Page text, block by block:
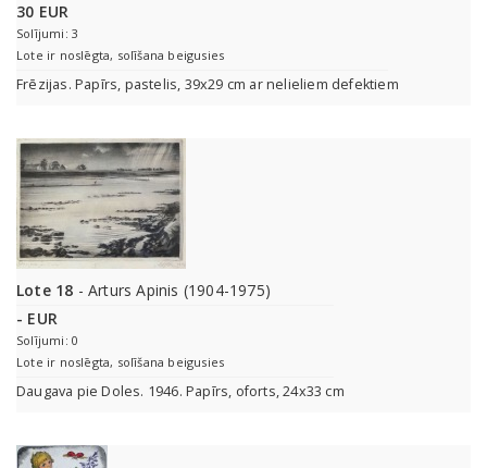
30 EUR
Solījumi: 3
Lote ir noslēgta, solīšana beigusies
Frēzijas. Papīrs, pastelis, 39x29 cm ar nelieliem defektiem
Lote 18 - Arturs Apinis (1904-1975)
- EUR
Solījumi: 0
Lote ir noslēgta, solīšana beigusies
Daugava pie Doles. 1946. Papīrs, oforts, 24x33 cm